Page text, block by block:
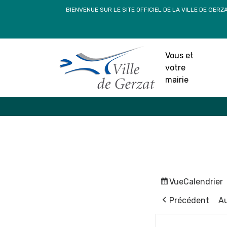
BIENVENUE SUR LE SITE OFFICIEL DE LA VILLE DE
Vous et
votre
mairie
VueCalendrier
Précédent